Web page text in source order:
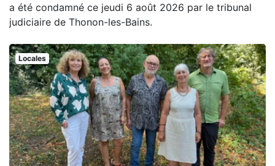
a été condamné ce jeudi 6 août 2026 par le tribunal
judiciaire de Thonon-les-Bains.
Locales